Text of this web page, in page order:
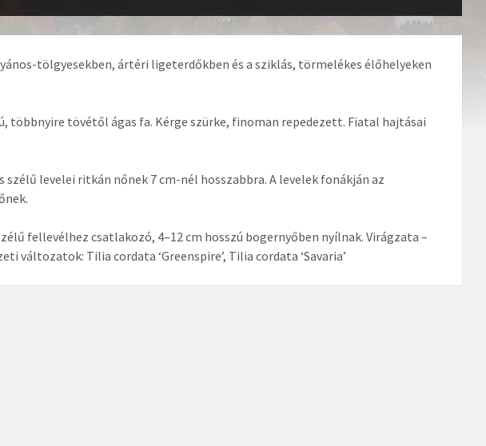
tölgyesekben, ártéri ligeterdőkben és a sziklás, törmelékes élőhelyeken
többnyire tövétől ágas fa. Kérge szürke, finoman repedezett. Fiatal hajtásai
szélű levelei ritkán nőnek 7 cm-nél hosszabbra. A levelek fonákján az
fellevélhez csatlakozó, 4–12 cm hosszú bogernyőben nyílnak. Virágzata –
változatok: Tilia cordata ‘Greenspire’, Tilia cordata ‘Savaria’